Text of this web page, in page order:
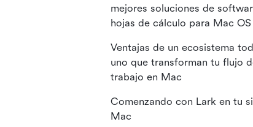
mejores soluciones de
hojas de cálculo para Mac OS
Ventajas de un ecosistema
uno que transforman tu flujo
trabajo en Mac
Comenzando con Lark en tu
Mac